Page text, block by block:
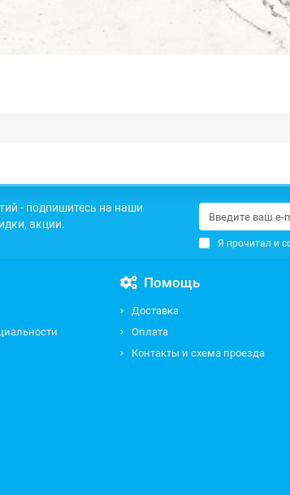
- подпишитесь на наши
акции.
Я прочитал и
Помощь
Доставка
Оплата
Контакты и схема проезда